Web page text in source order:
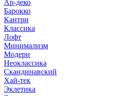
Ар-деко
Барокко
Кантри
Классика
Лофт
Минимализм
Модерн
Неоклассика
Скандинавский
Хай-тек
Эклетика